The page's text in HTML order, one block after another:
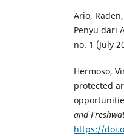
Ario,
Penyu dari
no. 1 (July
Hermoso,
protected
and
https://